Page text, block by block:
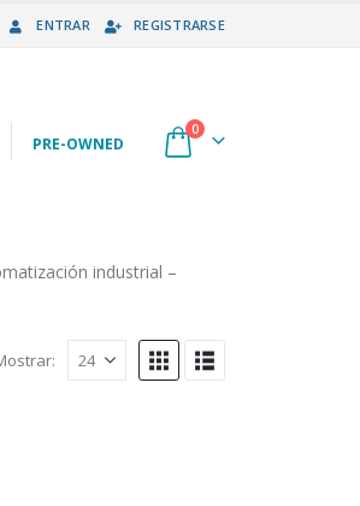
ENTRAR REGISTRARSE
PRE-OWNED
0
industrial –